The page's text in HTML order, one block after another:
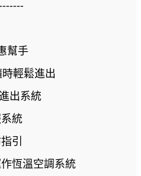
幫手
輕鬆進出
出系統
統
引
恆溫空調系統